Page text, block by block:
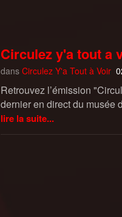
Circulez y'a tout a
dans Circulez Y'a Tout à Voir
Retrouvez l’émission
dernier en direct du musée
lire la suite...